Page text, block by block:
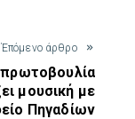
Έπόμενο άρθρο
μουσική με
Πηγαδίων